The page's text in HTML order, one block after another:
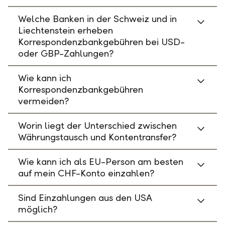
Welche Banken in der Schweiz und in
Liechtenstein erheben
Korrespondenzbankgebühren bei USD-
oder GBP-Zahlungen?
Wie kann ich
Korrespondenzbankgebühren
vermeiden?
Worin liegt der Unterschied zwischen
Währungstausch und Kontentransfer?
Wie kann ich als EU-Person am besten
auf mein CHF-Konto einzahlen?
Sind Einzahlungen aus den USA
möglich?